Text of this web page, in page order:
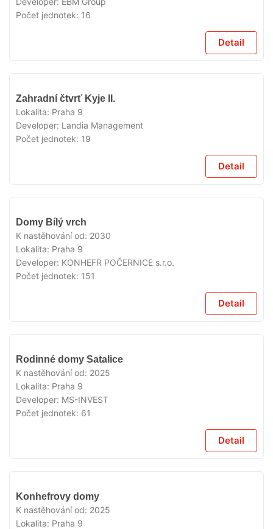
Počet jednotek: 16
Detail
Zahradní čtvrť Kyje II.
Lokalita: Praha 9
Developer: Landia Management
Počet jednotek: 19
Detail
Domy Bílý vrch
K nastěhování od: 2030
Lokalita: Praha 9
Developer: KONHEFR POČERNICE s.r.o.
Počet jednotek: 151
Detail
Rodinné domy Satalice
K nastěhování od: 2025
Lokalita: Praha 9
Developer: MS-INVEST
Počet jednotek: 61
Detail
Konhefrovy domy
K nastěhování od: 2025
Lokalita: Praha 9